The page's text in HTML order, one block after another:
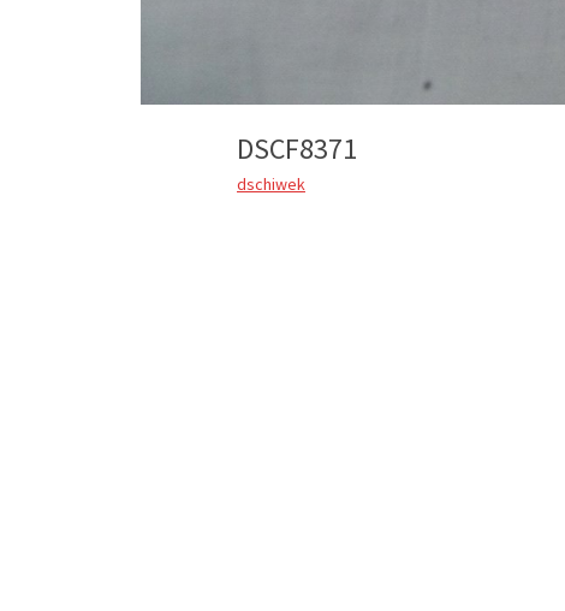
DSCF8371
dschiwek